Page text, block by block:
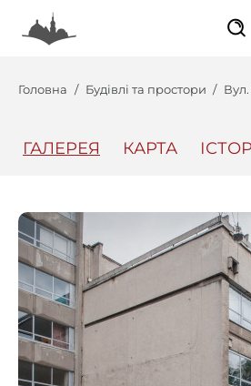
Головна Будівлі та простори Вул.
ГАЛЕРЕЯ КАРТА